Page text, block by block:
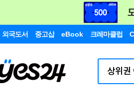
외국도서 중고샵 eBook 크레마클럽